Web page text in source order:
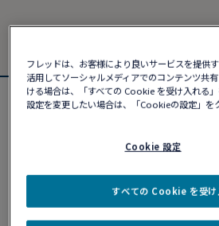
新製品
カスタマイズ
フレッドは、お客様により良いサービスを提供
活用してソーシャルメディアでのコンテンツ共
ける場合は、「すべての Cookie を受け入れる」
設定を変更したい場合は、「Cookieの設定」を
Cookie 設定
すべての Cookie を受け